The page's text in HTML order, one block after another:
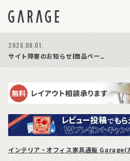
2026.08.03.
商品ページ障害復旧のお知らせ
2026.08.01.
サイト障害のお知らせ(商品ページが正常に表示されない事象発生)
インテリア・オフィス家具通販 Garage(